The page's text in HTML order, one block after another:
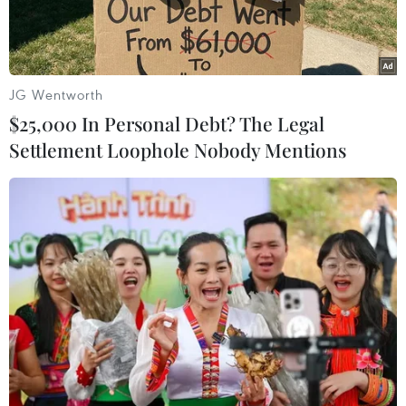
Chăm sóc vườn cam theo tiêu chuẩn VietGap tại thôn Bùi Xá,
xã Đồng Thanh, huyện Kim Động, tỉnh Hưng Yên. (Ảnh: Đinh
Văn Nhiều/TTXVN)
Những ngày này, các vùng trồng cam trên địa
bàn tỉnh Hưng Yên đang bước vào vụ thu hoạch.
JG Wentworth
$25,000 In Personal Debt? The Legal
Settlement Loophole Nobody Mentions